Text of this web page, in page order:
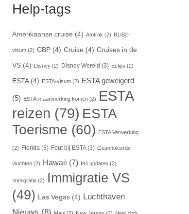
Help-tags
Amerikaanse cruise (4) Amtrak (2) B1/B2-
visum(2) CBP(4) Cruise (4) Cruises in de
VS(4) Disney(2) Disney Wereld (3) Eclips (2)
ESTA(4) ESTA-visum(2) ESTA geweigerd
(5) ESTA in aanmerking komen(2)
ESTA
reizen (79) ESTA
Toerisme (60) ESTA Verwerking
(2) Florida(3) Fout bij ESTA(3) Geannuleerde
vluchten(2) Hawaii (7) I94 updates (2)
Immigratie(2)
Immigratie VS
(49) Las Vegas(4) Luchthaven